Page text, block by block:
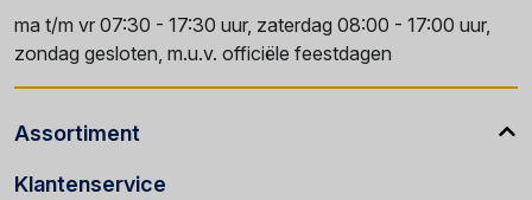
ma t/m vr 07:30 - 17:30 uur, zaterdag 08:00 - 17:00 uur,
zondag gesloten, m.u.v. officiële feestdagen
Assortiment
Klantenservice